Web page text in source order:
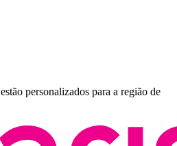
estão personalizados para a região de